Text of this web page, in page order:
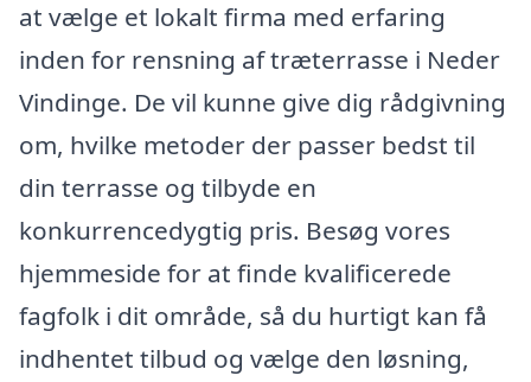
at vælge et lokalt firma med erfaring
inden for rensning af træterrasse i Neder
Vindinge. De vil kunne give dig rådgivning
om, hvilke metoder der passer bedst til
din terrasse og tilbyde en
konkurrencedygtig pris. Besøg vores
hjemmeside for at finde kvalificerede
fagfolk i dit område, så du hurtigt kan få
indhentet tilbud og vælge den løsning,